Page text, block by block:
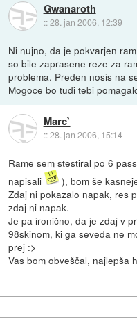
Gwanaroth
::28. jan 2006, 12:39
Ni nujno, da je pokvarjen
so bile zaprasene reze za
problema. Preden nosis na
Mogoce bo tudi tebi
Marc`
::28. jan 2006, 15:14
Rame sem stestiral po 6
napisali
), bom še
Zdaj ni pokazalo napak, res
zdaj ni napak.
Je pa ironično, da je zdaj v
98skinom, ki ga seveda ne
prej :>
Vas bom obveščal, najlepša